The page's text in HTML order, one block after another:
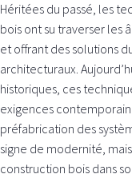
Héritées du passé, les
bois ont su traverser les
et offrant des solutions
architecturaux.
historiques, ces
exigences
préfabrication des
signe de modernité,
construction bois dans